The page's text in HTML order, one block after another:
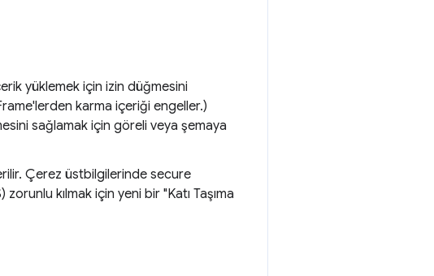
yüklemek için izin düğmesini
karma içeriği engeller.)
sağlamak için göreli veya şemaya
Çerez üstbilgilerinde secure
kılmak için yeni bir "Katı Taşıma